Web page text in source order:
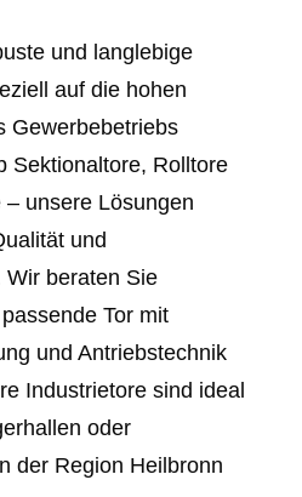
und langlebige
auf die hohen
Gewerbebetriebs
Sektionaltore, Rolltore
unsere Lösungen
und
Wir beraten Sie
Tor mit
und Antriebstechnik
Industrietore sind ideal
oder
der Region Heilbronn